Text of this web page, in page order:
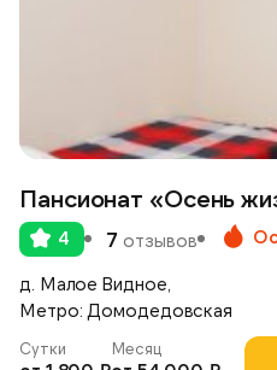
Пансионат «Осень
4 7 отзывов
д. Малое Видное,
Метро: Домодедовская
Сутки Месяц